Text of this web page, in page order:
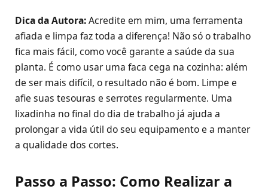
Dica da Autora:Acredite em mim, uma ferramenta
afiada e limpa faz toda a diferença! Não só o trabalho
fica mais fácil, como você garante a saúde da sua
planta. É como usar uma faca cega na cozinha: além
de ser mais difícil, o resultado não é bom. Limpe e
afie suas tesouras e serrotes regularmente. Uma
lixadinha no final do dia de trabalho já ajuda a
prolongar a vida útil do seu equipamento e a manter
a qualidade dos cortes.
Passo a Passo: Como Realizar a